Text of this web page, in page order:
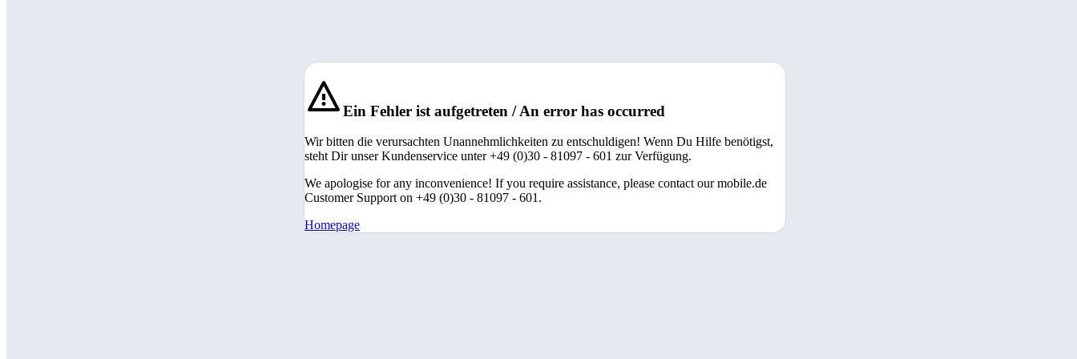
Ein Fehler ist aufgetreten / An error has occurred
Wir bitten die verursachten Unannehmlichkeiten zu entschuldigen! Wenn Du Hilfe benötigst,
steht Dir unser Kundenservice unter +49 (0)30 - 81097 - 601 zur Verfügung.
We apologise for any inconvenience! If you require assistance, please contact our mobile.de
Customer Support on +49 (0)30 - 81097 - 601.
Homepage